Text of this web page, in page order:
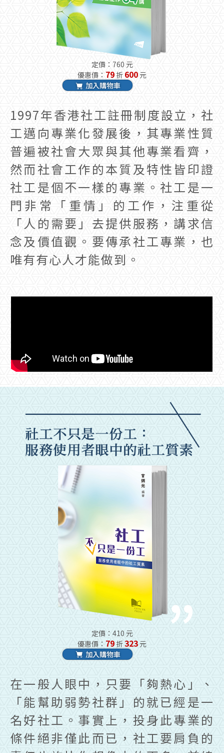
定價：760 元
優惠價： 79 折 600 元
加入購物車
1997年香港社工註冊制度設立，社
工邁向專業化發展後，其專業性質
普遍被社會大眾與其他專業看齊，
然而社會工作的本質及特性皆印證
社工是個不一樣的專業。社工是一
門非常「重情」的工作，注重從
「人的需要」去提供服務，講求信
念及價值觀。要傳承社工專業，也
唯有有心人才能做到。
定價：410 元
優惠價： 79 折323 元
加入購物車
在一般人眼中，只要「夠熱心」、
「能幫助弱勢社群」的就已經是一
名好社工。事實上，投身此專業的
條件絕非僅此而已，社工要肩負的